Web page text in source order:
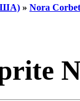
» Nora